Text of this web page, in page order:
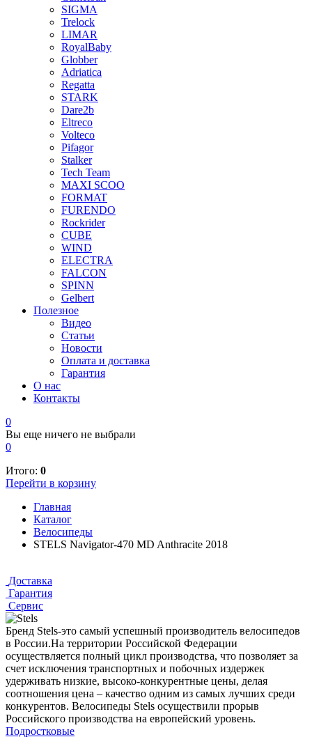
SIGMA
Trelock
LIMAR
RoyalBaby
Globber
Adriatica
Regatta
STARK
Dare2b
Eltreco
Volteco
Pifagor
Stalker
Tech Team
MAXI SCOO
FORMAT
FURENDO
Rockrider
CUBE
WIND
ELECTRA
FALCON
SPINN
Gelbert
Полезное
Видео
Статьи
Новости
Оплата и доставка
Гарантия
О нас
Контакты
0
Вы еще ничего не выбрали
0
Итого: 0
Перейти в корзину
Главная
Каталог
Велосипеды
STELS Navigator-470 MD Anthracite 2018
Доставка
Гарантия
Сервис
Бренд Stels-это самый успешный производитель велосипедов
в России.На территории Российской Федерации
осуществляется полный цикл производства, что позволяет за
счет исключения транспортных и побочных издержек
удерживать низкие, высоко-конкурентные цены, делая
соотношения цена – качество одним из самых лучших среди
конкурентов. Велосипеды Stels осуществили прорыв
Российского производства на европейский уровень.
Подростковые